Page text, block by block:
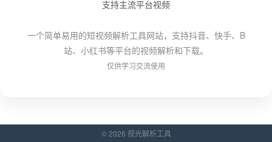
支持主流平台视频
一个简单易用的短视频解析工具网站，支持抖音、快手、B
站、小红书等平台的视频解析和下载。
仅供学习交流使用
© 2026 视光解析工具